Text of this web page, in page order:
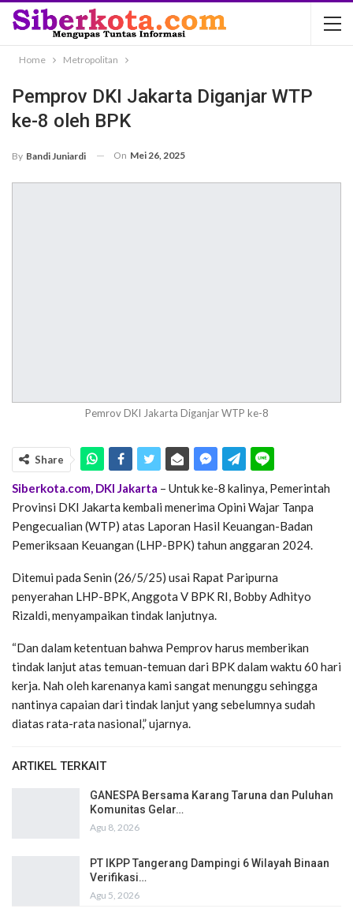
Home Metropolitan
Pemprov DKI Jakarta Diganjar WTP
ke-8 oleh BPK
By Bandi Juniardi On Mei 26, 2025
Pemrov DKI Jakarta Diganjar WTP ke-8
Share
Siberkota.com, DKI Jakarta – Untuk ke-8 kalinya, Pemerintah
Provinsi DKI Jakarta kembali menerima Opini Wajar Tanpa
Pengecualian (WTP) atas Laporan Hasil Keuangan-Badan
Pemeriksaan Keuangan (LHP-BPK) tahun anggaran 2024.
Ditemui pada Senin (26/5/25) usai Rapat Paripurna
penyerahan LHP-BPK, Anggota V BPK RI, Bobby Adhityo
Rizaldi, menyampaikan tindak lanjutnya.
“Dan dalam ketentuan bahwa Pemprov harus memberikan
tindak lanjut atas temuan-temuan dari BPK dalam waktu 60 hari
kerja. Nah oleh karenanya kami sangat menunggu sehingga
nantinya capaian dari tindak lanjut yang sebelumnya sudah
diatas rata-rata nasional,” ujarnya.
ARTIKEL TERKAIT
GANESPA Bersama Karang Taruna dan Puluhan
Komunitas Gelar…
Agu 8, 2026
PT IKPP Tangerang Dampingi 6 Wilayah Binaan
Verifikasi…
Agu 5, 2026